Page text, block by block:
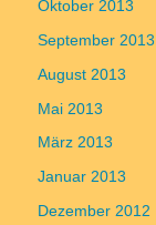
Oktober 2013
September 2013
August 2013
Mai 2013
März 2013
Januar 2013
Dezember 2012